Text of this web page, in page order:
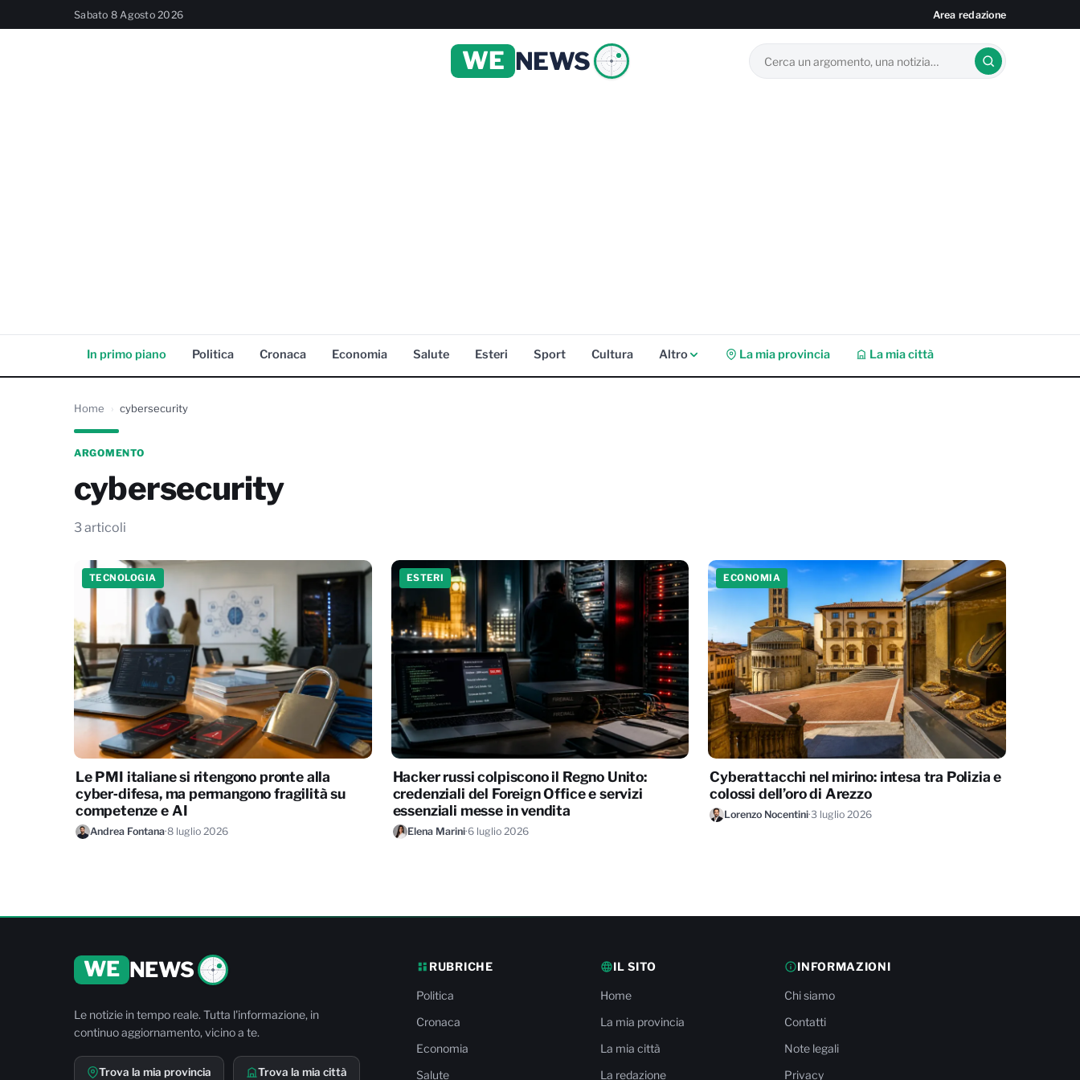
Sabato 8 Agosto 2026 Area redazione
WE NEWS
In primo piano Politica Cronaca Economia Salute Esteri Sport Cultura Altro La mia provincia La mia città
Home cybersecurity
ARGOMENTO
cybersecurity
3 articoli
TECNOLOGIA
Le PMI italiane si ritengono pronte alla
cyber‑difesa, ma permangono fragilità su
competenze e AI
Andrea Fontana·8 luglio 2026
ESTERI
Hacker russi colpiscono il Regno Unito:
credenziali del Foreign Office e servizi
essenziali messe in vendita
Elena Marini·6 luglio 2026
ECONOMIA
Cyberattacchi nel mirino: intesa tra Polizia e
colossi dell’oro di Arezzo
Lorenzo Nocentini·3 luglio 2026
WE NEWS
Le notizie in tempo reale. Tutta l'informazione, in
continuo aggiornamento, vicino a te.
Trova la mia provincia Trova la mia città
RUBRICHE
Politica
Cronaca
Economia
Salute
IL SITO
Home
La mia provincia
La mia città
La redazione
INFORMAZIONI
Chi siamo
Contatti
Note legali
Privacy